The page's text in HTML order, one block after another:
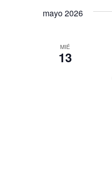
y
vistas
de
mayo 2026
MIÉ
13